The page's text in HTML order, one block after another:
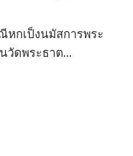
หกเป็งนมัสการพระ
วัดพระธาต…